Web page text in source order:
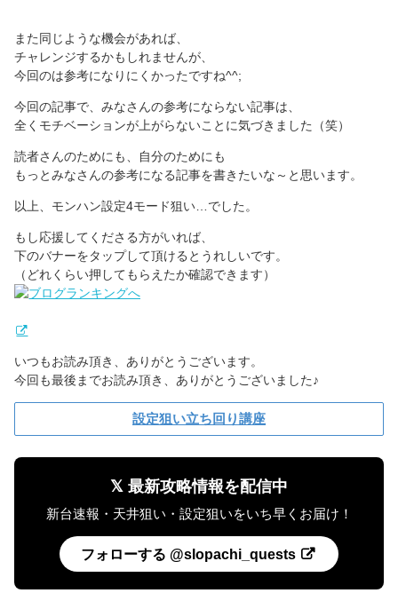
また同じような機会があれば、
チャレンジするかもしれませんが、
今回のは参考になりにくかったですね^^;
今回の記事で、みなさんの参考にならない記事は、
全くモチベーションが上がらないことに気づきました（笑）
読者さんのためにも、自分のためにも
もっとみなさんの参考になる記事を書きたいな～と思います。
以上、モンハン設定4モード狙い…でした。
もし応援してくださる方がいれば、
下のバナーをタップして頂けるとうれしいです。
（どれくらい押してもらえたか確認できます）
いつもお読み頂き、ありがとうございます。
今回も最後までお読み頂き、ありがとうございました♪
設定狙い立ち回り講座
𝕏 最新攻略情報を配信中
新台速報・天井狙い・設定狙いをいち早くお届け！
フォローする @slopachi_quests